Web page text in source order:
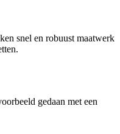
snel en robuust maatwerk
gedaan met een